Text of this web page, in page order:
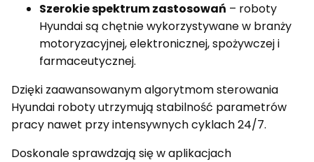
Szerokie spektrum zastosowań – roboty
Hyundai są chętnie wykorzystywane w branży
motoryzacyjnej, elektronicznej, spożywczej i
farmaceutycznej.
Dzięki zaawansowanym algorytmom sterowania
Hyundai roboty utrzymują stabilność parametrów
pracy nawet przy intensywnych cyklach 24/7.
Doskonale sprawdzają się w aplikacjach